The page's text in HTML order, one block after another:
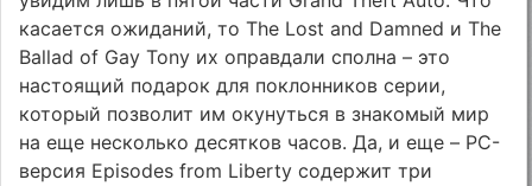
касается ожиданий, то The Lost and Damned и The
Ballad of Gay Tony их оправдали сполна – это
настоящий подарок для поклонников серии,
который позволит им окунуться в знакомый мир
на еще несколько десятков часов. Да, и еще – PC-
версия Episodes from Liberty содержит три